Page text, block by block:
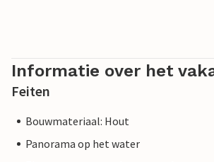
Informatie over het
Feiten
Bouwmateriaal: Hout
Panorama op het water